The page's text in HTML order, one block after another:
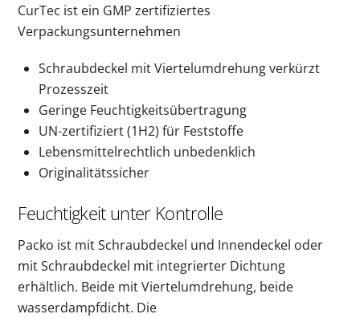
CurTec ist ein GMP zertifiziertes
Verpackungsunternehmen
Schraubdeckel mit Viertelumdrehung verkürzt
Prozesszeit
Geringe Feuchtigkeitsübertragung
UN-zertifiziert (1H2) für Feststoffe
Lebensmittelrechtlich unbedenklich
Originalitätssicher
Feuchtigkeit unter Kontrolle
Packo ist mit Schraubdeckel und Innendeckel oder
mit Schraubdeckel mit integrierter Dichtung
erhältlich. Beide mit Viertelumdrehung, beide
wasserdampfdicht. Die